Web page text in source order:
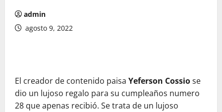
admin
agosto 9, 2022
El creador de contenido paisa Yeferson Cossiose
dio un lujoso regalo para su cumpleaños numero
28 que apenas recibió. Se trata de un lujoso